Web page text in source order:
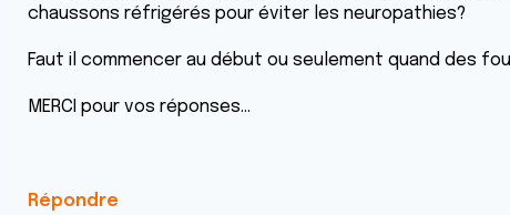
chaussons réfrigérés pour éviter les neuropathies?
Faut il commencer au début ou seulement quand des
MERCI pour vos réponses...
Répondre